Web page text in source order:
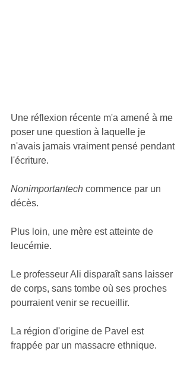
Une réflexion récente m'a amené à me
poser une question à laquelle je
n'avais jamais vraiment pensé pendant
l'écriture.
Nonimportantech commence par un
décès.
Plus loin, une mère est atteinte de
leucémie.
Le professeur Ali disparaît sans laisser
de corps, sans tombe où ses proches
pourraient venir se recueillir.
La région d'origine de Pavel est
frappée par un massacre ethnique.